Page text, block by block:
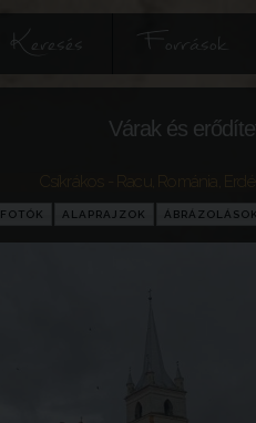
Keresés Források
Várak és
Románia
FOTÓK ALAPRAJZOK ÁBRÁZOLÁSOK